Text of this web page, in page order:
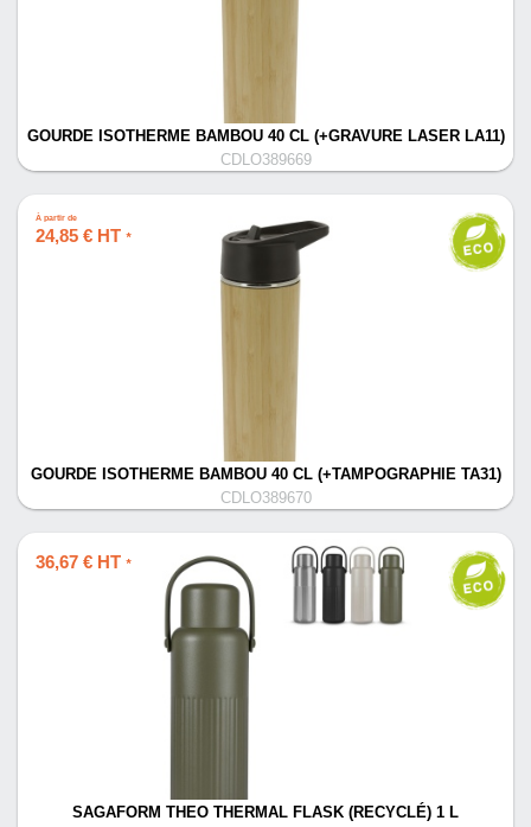
GOURDE ISOTHERME BAMBOU 40 CL (+GRAVURE LASER LA11)
CDLO389669
À partir de
24,85 € HT *
GOURDE ISOTHERME BAMBOU 40 CL (+TAMPOGRAPHIE TA31)
CDLO389670
36,67 € HT *
SAGAFORM THEO THERMAL FLASK (RECYCLÉ) 1 L